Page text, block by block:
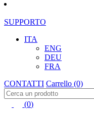
SUPPORTO
ITA
ENG
DEU
FRA
CONTATTI Carrello (0)
(0)